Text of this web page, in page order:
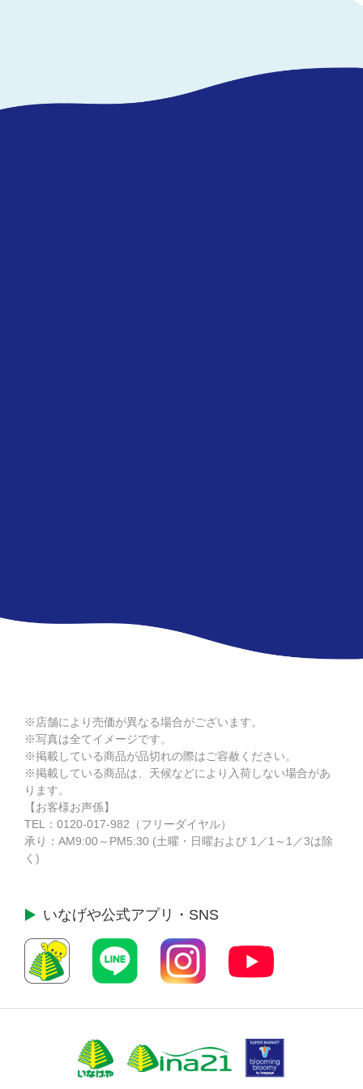
※店舗により売価が異なる場合がございます。
※写真は全てイメージです。
※掲載している商品が品切れの際はご容赦ください。
※掲載している商品は、天候などにより入荷しない場合があ
ります。
【お客様お声係】
TEL： 0120-017-982 （フリーダイヤル）
承り：AM9:00～PM5:30 (土曜・日曜および 1／1～1／3は除
く)
いなげや公式アプリ・SNS